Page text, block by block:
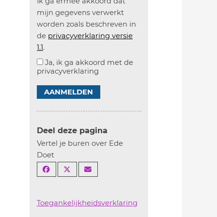
mijn gegevens verwerkt
worden zoals beschreven in
de privacyverklaring versie
1.1.
Ja, ik ga akkoord met de
privacyverklaring
AANMELDEN
Deel deze pagina
Vertel je buren over Ede
Doet
Toegankelijkheidsverklaring